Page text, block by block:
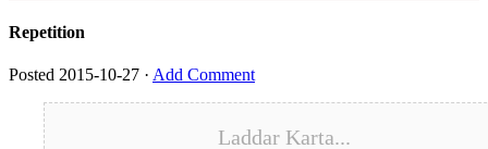
Repetition
Posted 2015-10-27 · Add Comment
Laddar Karta...